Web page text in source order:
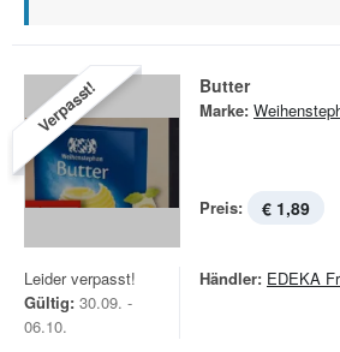
Verpasst! Butter
Marke:
Preis: € 1,89
Leider verpasst!
Gültig: 30.09. -
06.10.
Händler: EDEKA